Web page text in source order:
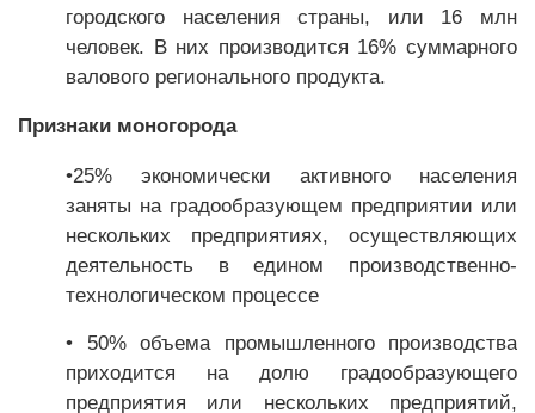
городского населения страны, или 16 млн
человек. В них производится 16% суммарного
валового регионального продукта.
Признаки моногорода
•25% экономически активного населения
заняты на градообразующем предприятии или
нескольких предприятиях, осуществляющих
деятельность в едином производственно-
технологическом процессе
• 50% объема промышленного производства
приходится на долю градообразующего
предприятия или нескольких предприятий,